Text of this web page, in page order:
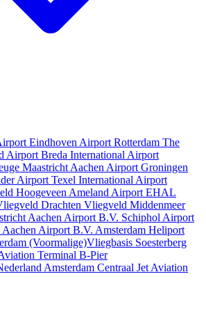
Eindhoven Airport Rotterdam The
Airport Breda International Airport
Maastricht Aachen Airport Groningen
Airport Texel International Airport
Hoogeveen Ameland Airport EHAL
Drachten Vliegveld Middenmeer
Aachen Airport B.V. Schiphol Airport
Aachen Airport B.V. Amsterdam Heliport
(Voormalige)Vliegbasis Soesterberg
Terminal B-Pier
Amsterdam Centraal Jet Aviation